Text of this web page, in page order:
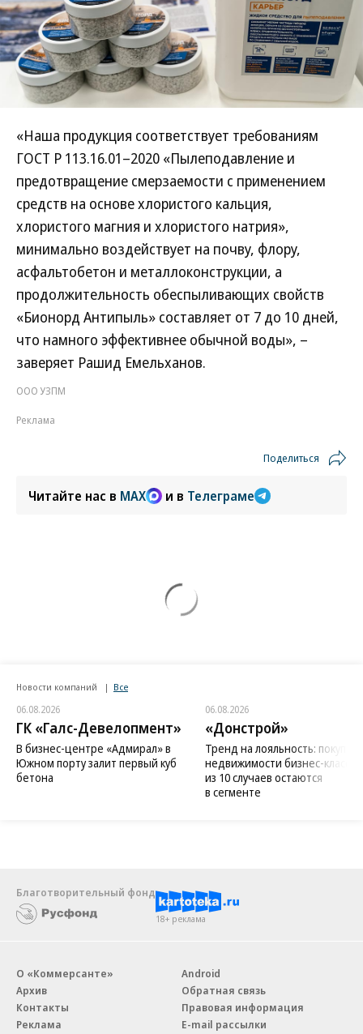
«Наша продукция соответствует требованиям
ГОСТ Р 113.16.01–2020 «Пылеподавление и
предотвращение смерзаемости с применением
средств на основе хлористого кальция,
хлористого магния и хлористого натрия»,
минимально воздействует на почву, флору,
асфальтобетон и металлоконструкции, а
продолжительность обеспыливающих свойств
«Бионорд Антипыль» составляет от 7 до 10 дней,
что намного эффективнее обычной воды», –
заверяет Рашид Емельханов.
ООО УЗПМ
Реклама
Поделиться
Читайте нас в MAX и в Телеграме
Новости компаний Все
06.08.2026
ГК «Галс-Девелопмент»
В бизнес-центре «Адмирал» в
Южном порту залит первый куб
бетона
06.08.2026
«Донстрой»
Тренд на лояльность:
недвижимости бизнес-класса
из 10 случаев остаются
в сегменте
Благотворительный фонд
18+ реклама
О «Коммерсанте»
Архив
Контакты
Реклама
Android
Обратная связь
Правовая информация
E-mail рассылки